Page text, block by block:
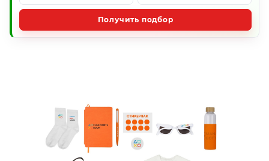
Получить подбор